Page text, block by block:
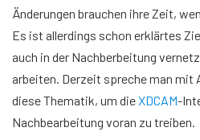
Änderungen brauchen ihre Zeit,
Es ist allerdings schon erklärtes
auch in der Nachberbeitung
arbeiten. Derzeit spreche man mit
diese Thematik, um dieXDCAM-
Nachbearbeitung voran zu treiben.